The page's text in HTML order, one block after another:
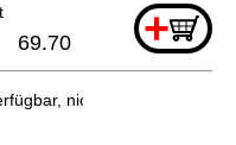
+
69.70
nicht bestellbar